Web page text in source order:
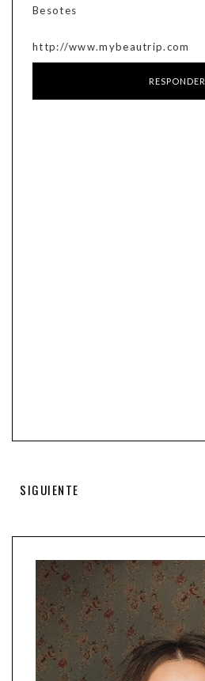
Besotes
http://www.mybeautrip.com
RESPONDER
SIGUIENTE